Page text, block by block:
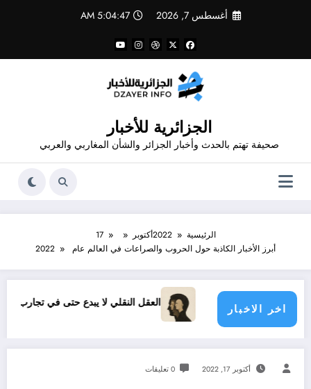
أغسطس 7, 2026 5:04:47 AM
الجزائرية للأخبار
صحيفة تهتم بالحدث وأخبار الجزائر والشأن المغاربي والعربي
الرئيسية 2022أكتوبر
17
أبرز الأخبار الكاذبة حول الحروب والصراعات في العالم عام 2022
اخر الاخبارالعقل النقلي لا يبدع حتى في تجارب حركات التحرر الوطني
أكتوبر 17, 2022 0 تعليقات